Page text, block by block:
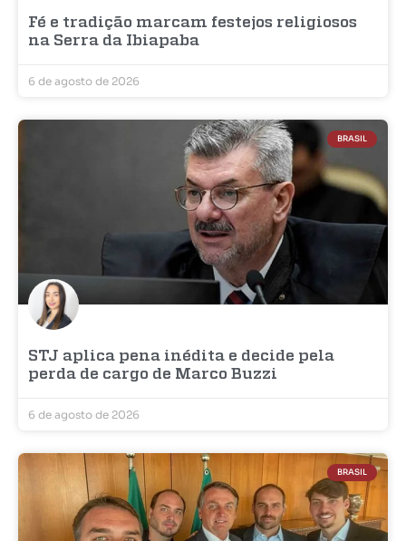
Fé e tradição marcam festejos religiosos
na Serra da Ibiapaba
6 de agosto de 2026
BRASIL
STJ aplica pena inédita e decide pela
perda de cargo de Marco Buzzi
6 de agosto de 2026
BRASIL